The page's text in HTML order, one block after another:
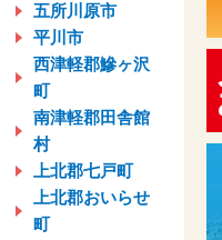
五所川原市
平川市
西津軽郡鰺ヶ沢
町
南津軽郡田舎館
村
上北郡七戸町
上北郡おいらせ
町